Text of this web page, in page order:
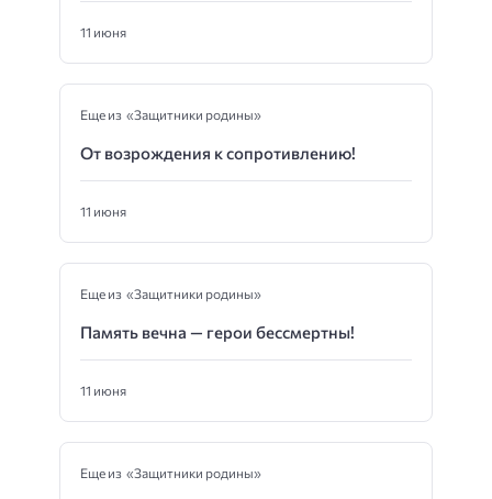
11 июня
Еще из «Защитники родины»
От возрождения к сопротивлению!
11 июня
Еще из «Защитники родины»
Память вечна — герои бессмертны!
11 июня
Еще из «Защитники родины»